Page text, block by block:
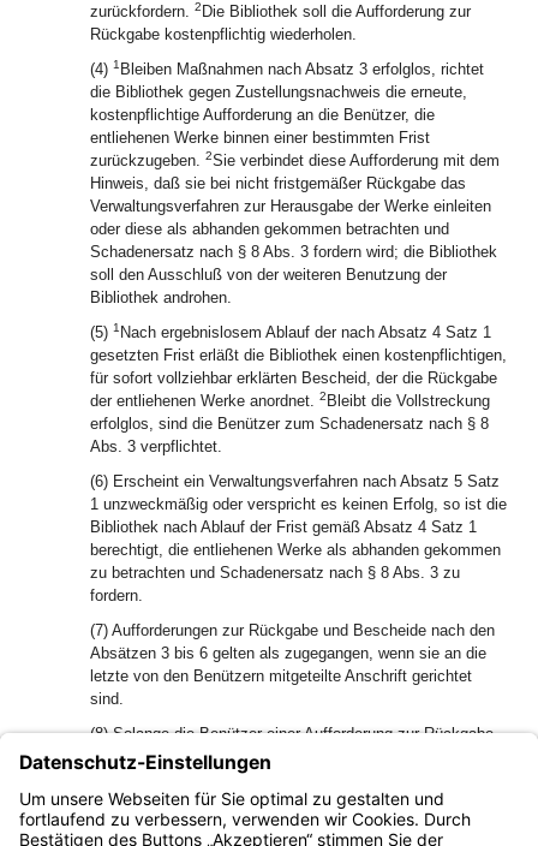
zurückfordern. 2 Die Bibliothek soll die Aufforderung zur
Rückgabe kostenpflichtig wiederholen.
(4) 1 Bleiben Maßnahmen nach Absatz 3 erfolglos, richtet
die Bibliothek gegen Zustellungsnachweis die erneute,
kostenpflichtige Aufforderung an die Benützer, die
entliehenen Werke binnen einer bestimmten Frist
zurückzugeben. 2Sie verbindet diese Aufforderung mit dem
Hinweis, daß sie bei nicht fristgemäßer Rückgabe das
Verwaltungsverfahren zur Herausgabe der Werke einleiten
oder diese als abhanden gekommen betrachten und
Schadenersatz nach § 8 Abs. 3 fordern wird; die Bibliothek
soll den Ausschluß von der weiteren Benutzung der
Bibliothek androhen.
(5) 1 Nach ergebnislosem Ablauf der nach Absatz 4 Satz 1
gesetzten Frist erläßt die Bibliothek einen kostenpflichtigen,
für sofort vollziehbar erklärten Bescheid, der die Rückgabe
der entliehenen Werke anordnet. 2 Bleibt die Vollstreckung
erfolglos, sind die Benützer zum Schadenersatz nach § 8
Abs. 3 verpflichtet.
(6) Erscheint ein Verwaltungsverfahren nach Absatz 5 Satz
1 unzweckmäßig oder verspricht es keinen Erfolg, so ist die
Bibliothek nach Ablauf der Frist gemäß Absatz 4 Satz 1
berechtigt, die entliehenen Werke als abhanden gekommen
zu betrachten und Schadenersatz nach § 8 Abs. 3 zu
fordern.
(7) Aufforderungen zur Rückgabe und Bescheide nach den
Absätzen 3 bis 6 gelten als zugegangen, wenn sie an die
letzte von den Benützern mitgeteilte Anschrift gerichtet
sind.
(8) Solange die Benützer einer Aufforderung zur Rückgabe
nicht nachkommen, festgesetzten Schadenersatz nicht
leisten oder geschuldete Kosten nicht entrichten, soll die
Bibliothek die Ausleihe von Werken und die Verlängerung
der Leihfrist verweigern.